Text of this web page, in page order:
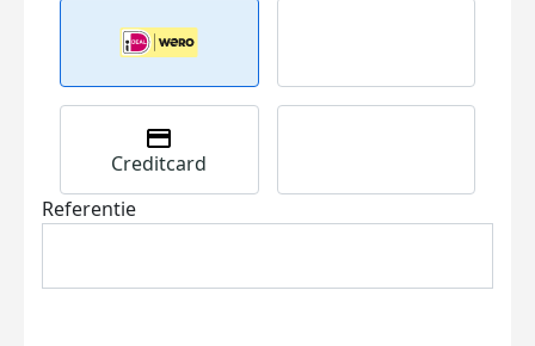
Creditcard
Referentie